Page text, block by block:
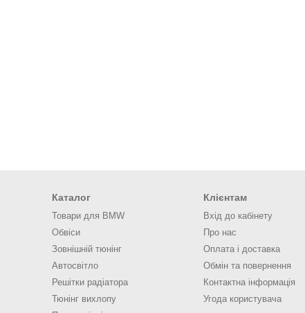
Каталог
Товари для BMW
Обвіси
Зовнішній тюнінг
Автосвітло
Решітки радіатора
Тюнінг вихлопу
Клієнтам
Вхід до кабінету
Про нас
Оплата і доставка
Обмін та повернення
Контактна інформація
Угода користувача